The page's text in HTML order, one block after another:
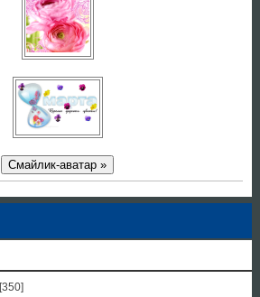
Смайлик-аватар »
[350]